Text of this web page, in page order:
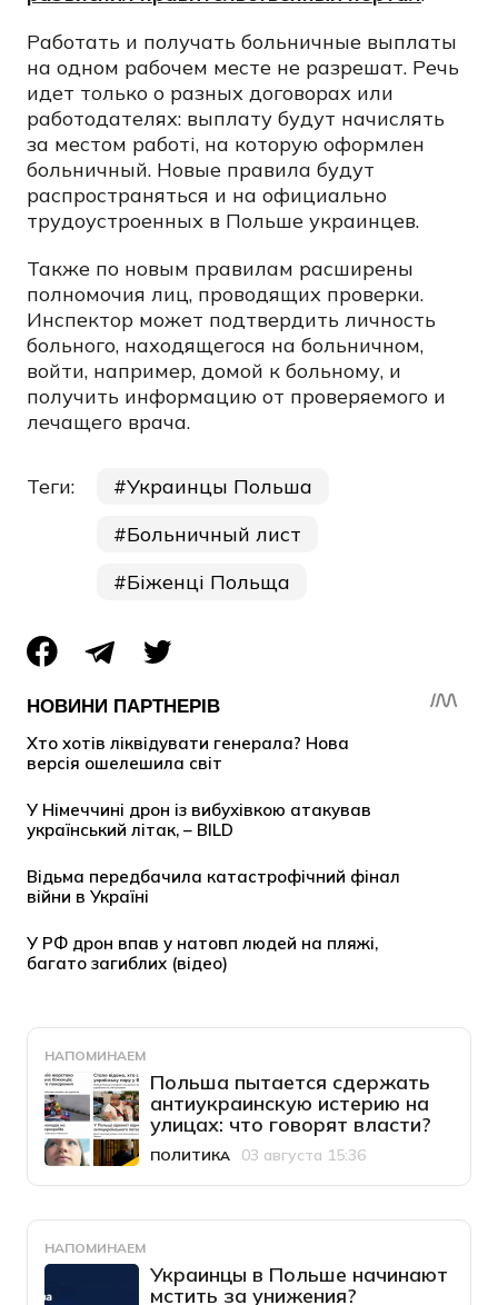
Работать и получать больничные выплаты
на одном рабочем месте не разрешат. Речь
идет только о разных договорах или
работодателях: выплату будут начислять
за местом работі, на которую оформлен
больничный. Новые правила будут
распространяться и на официально
трудоустроенных в Польше украинцев.
Также по новым правилам расширены
полномочия лиц, проводящих проверки.
Инспектор может подтвердить личность
больного, находящегося на больничном,
войти, например, домой к больному, и
получить информацию от проверяемого и
лечащего врача.
Теги:
Украинцы Польша
Больничный лист
Біженці Польща
НАПОМИНАЕМ
Польша пытается сдержать
антиукраинскую истерию на
улицах: что говорят власти?
Категория
ПОЛИТИКА
Дата публикации
03 августа 15:36
НАПОМИНАЕМ
Украинцы в Польше начинают
мстить за унижения?